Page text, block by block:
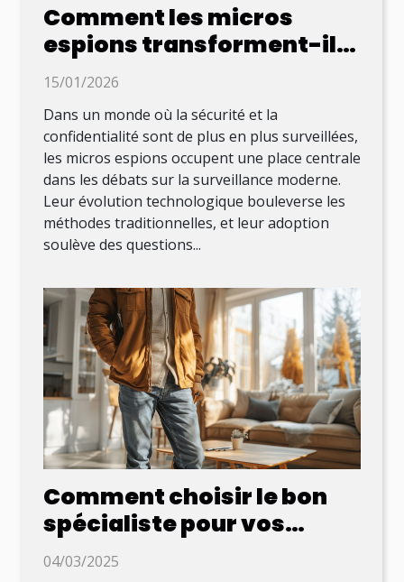
Comment les micros
espions transforment-ils
la surveillance moderne ?
15/01/2026
Dans un monde où la sécurité et la
confidentialité sont de plus en plus surveillées,
les micros espions occupent une place centrale
dans les débats sur la surveillance moderne.
Leur évolution technologique bouleverse les
méthodes traditionnelles, et leur adoption
soulève des questions...
Comment choisir le bon
spécialiste pour vos
diagnostics immobiliers ?
04/03/2025